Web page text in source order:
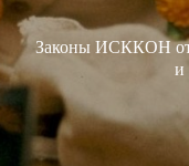
Законы ИСККОН
и